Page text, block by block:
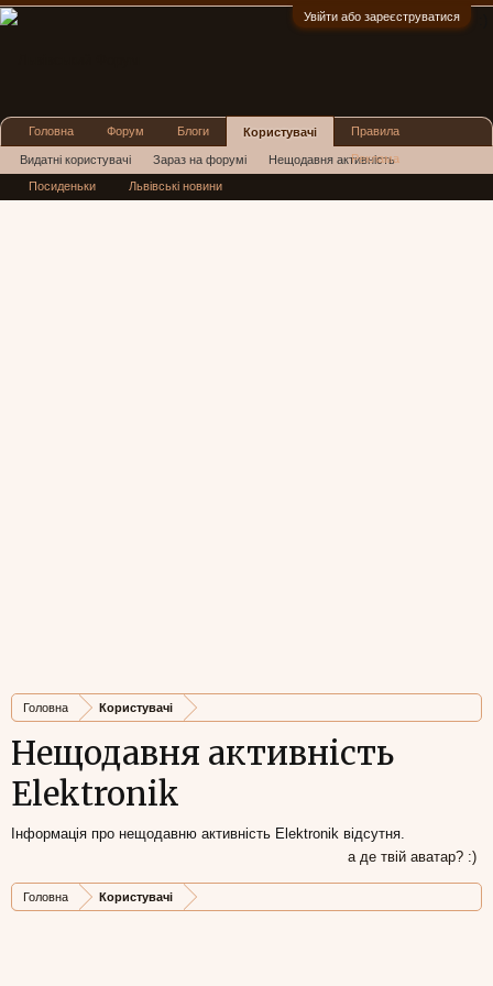
Увійти або зареєструватися
Головна Користувачі
Нещодавня активність
Elektronik
Інформація про нещодавню активність Elektronik відсутня.
а де твій аватар? :)
Головна Користувачі
Головна Форум Блоги Користувачі
Видатні користувачі Зараз на форумі Нещодавня активність
Нові повідомлення профілю
Правила
Реклама
Посиденьки Львівські новини